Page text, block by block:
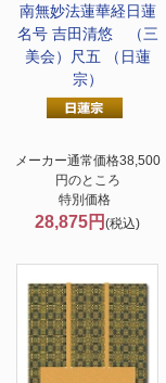
南無妙法蓮華経日蓮
名号 吉田清悠 （三
美会）尺五 （日蓮
宗）
メーカー通常価格38,500
円のところ
特別価格
28,875円(税込)